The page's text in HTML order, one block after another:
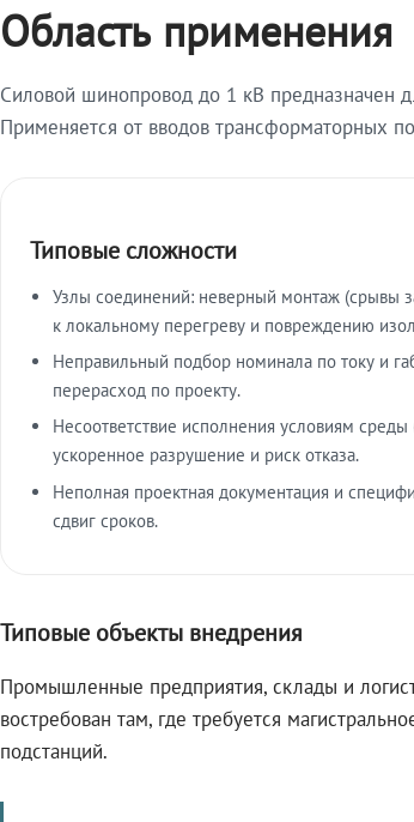
Область применения
Силовой шинопровод до 1 кВ предназначен
Применяется от вводов трансформаторных
Типовые сложности
Узлы соединений: неверный монтаж (срывы
к локальному перегреву и повреждению
Неправильный подбор номинала по току и
перерасход по проекту.
Несоответствие исполнения условиям
ускоренное разрушение и риск отказа.
Неполная проектная документация и
сдвиг сроков.
Типовые объекты внедрения
Промышленные предприятия, склады и
востребован там, где требуется
подстанций.